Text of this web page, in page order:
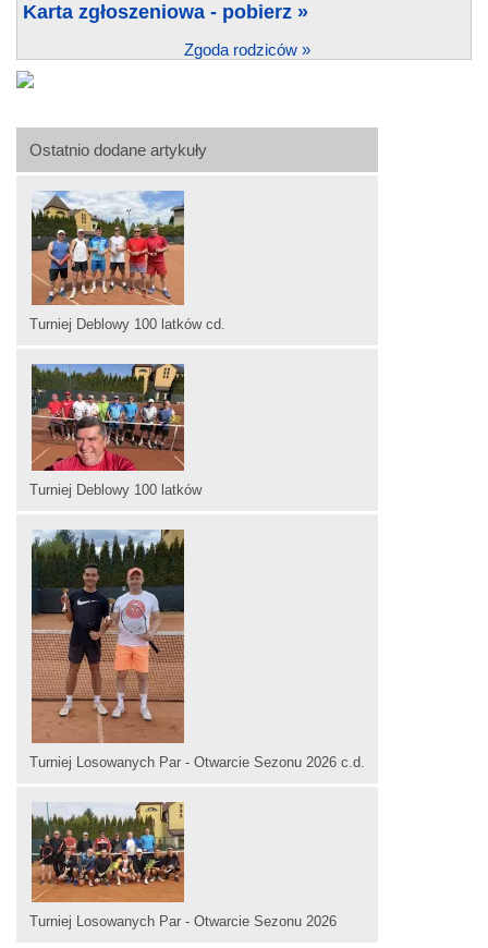
Ostatnio dodane artykuły
Turniej Deblowy 100 latków cd.
Turniej Deblowy 100 latków
Turniej Losowanych Par - Otwarcie Sezonu 2026 c.d.
Turniej Losowanych Par - Otwarcie Sezonu 2026
Karta zgłoszeniowa - pobierz »
Zgoda rodziców »